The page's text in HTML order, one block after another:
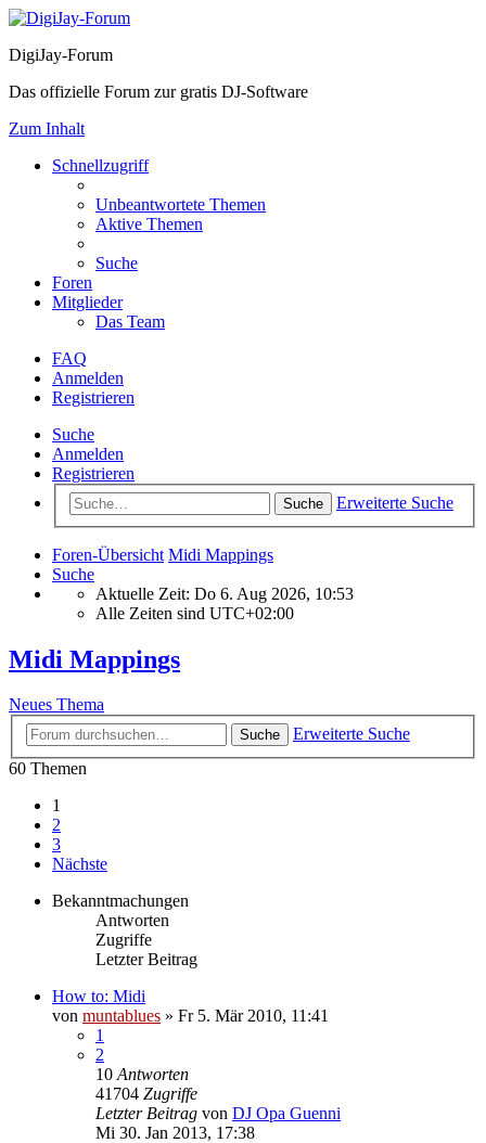
DigiJay-Forum
Das offizielle Forum zur gratis DJ-Software
Zum Inhalt
Schnellzugriff
Unbeantwortete Themen
Aktive Themen
Suche
Foren
Mitglieder
Das Team
FAQ
Anmelden
Registrieren
Suche
Anmelden
Registrieren
Suche Erweiterte Suche
Foren-Übersicht Midi Mappings
Suche
Aktuelle Zeit: Do 6. Aug 2026, 10:53
Alle Zeiten sind UTC+02:00
Midi Mappings
Neues Thema
Suche
Erweiterte Suche
60 Themen
1
2
3
Nächste
Bekanntmachungen
Antworten
Zugriffe
Letzter Beitrag
How to: Midi
von muntablues » Fr 5. Mär 2010, 11:41
1
2
10 Antworten
41704 Zugriffe
Letzter Beitrag von DJ Opa Guenni
Mi 30. Jan 2013, 17:38